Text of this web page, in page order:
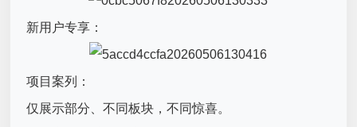
新用户专享：
项目案列：
仅展示部分、不同板块，不同惊喜。